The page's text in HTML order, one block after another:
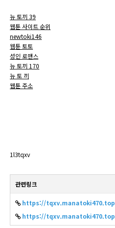
뉴 토끼 39
웹툰 사이트 순위
newtoki146
웹툰 토토
성인 로맨스
뉴 토끼 170
뉴 토 끼
웹툰 주소
1l3tqxv
관련링크
https://tqxv.manatoki470.top
https://tqxv.manatoki470.top